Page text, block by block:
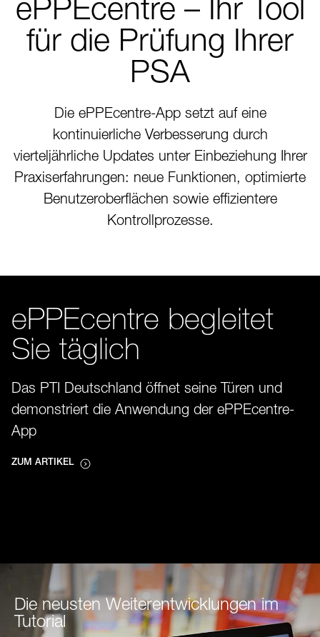
ePPEcentre – Ihr Tool
für die Prüfung Ihrer
PSA
Die ePPEcentre-App setzt auf eine
kontinuierliche Verbesserung durch
vierteljährliche Updates unter Einbeziehung Ihrer
Praxiserfahrungen: neue Funktionen, optimierte
Benutzeroberflächen sowie effizientere
Kontrollprozesse.
ePPEcentre begleitet
Sie täglich
Das PTI Deutschland öffnet seine Türen und
demonstriert die Anwendung der ePPEcentre-
App
ZUM ARTIKEL
Die neusten Weiterentwicklungen im
Tutorial